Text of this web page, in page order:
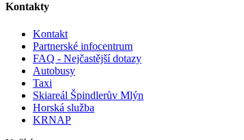
Kontakty
Kontakt
Partnerské infocentrum
FAQ - Nejčastější dotazy
Autobusy
Taxi
Skiareál Špindlerův Mlýn
Horská služba
KRNAP